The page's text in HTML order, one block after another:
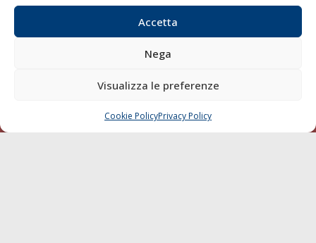
Accetta
Nega
Visualizza le preferenze
Cookie PolicyPrivacy Policy
Blue economy
Diporto
Contatti
CHIAMA SCRIVI